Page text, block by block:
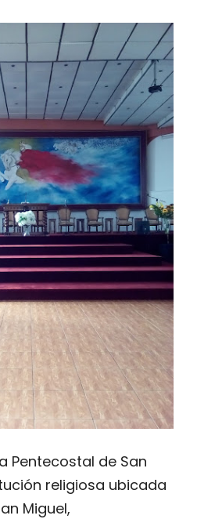
Pentecostal de San
religiosa ubicada
Miguel,